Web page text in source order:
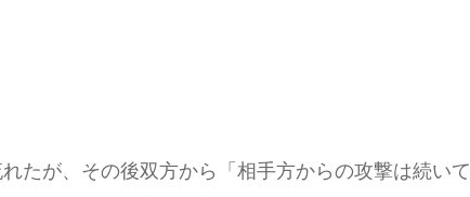
たが、その後双方から「相手方からの攻撃は続い